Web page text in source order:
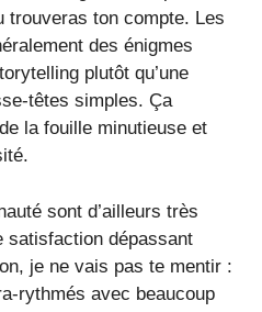
trouveras ton compte. Les
des énigmes
plutôt qu’une
têtes simples. Ça
la fouille minutieuse et
sont d’ailleurs très
satisfaction dépassant
je ne vais pas te mentir :
rythmés avec beaucoup